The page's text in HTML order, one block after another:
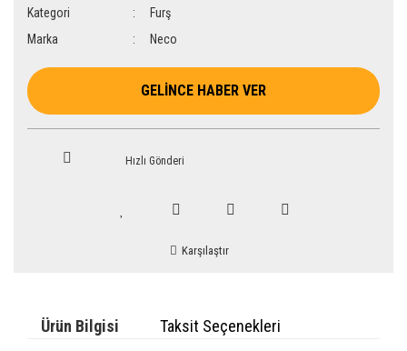
Kategori
Furş
Marka
Neco
GELİNCE HABER VER
Hızlı Gönderi
Karşılaştır
Ürün Bilgisi Taksit Seçenekleri